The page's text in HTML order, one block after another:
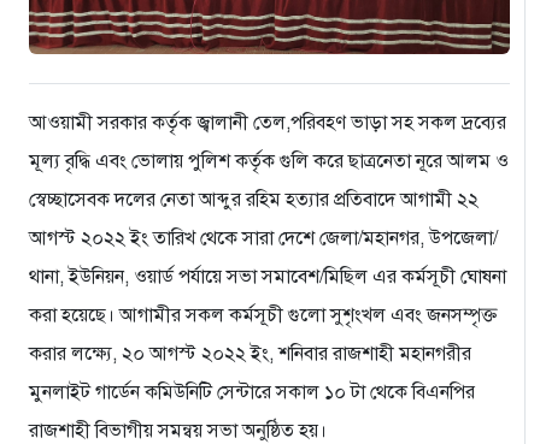
আওয়ামী সরকার কর্তৃক জ্বালানী তেল,পরিবহণ ভাড়া সহ সকল দ্রব্যের
মূল্য বৃদ্ধি এবং ভোলায় পুলিশ কর্তৃক গুলি করে ছাত্রনেতা নূরে আলম ও
স্বেচ্ছাসেবক দলের নেতা আব্দুর রহিম হত্যার প্রতিবাদে আগামী ২২
আগস্ট ২০২২ ইং তারিখ থেকে সারা দেশে জেলা/মহানগর, উপজেলা/
থানা, ইউনিয়ন, ওয়ার্ড পর্যায়ে সভা সমাবেশ/মিছিল এর কর্মসূচী ঘোষনা
করা হয়েছে। আগামীর সকল কর্মসূচী গুলো সুশৃংখল এবং জনসম্পৃক্ত
করার লক্ষ্যে, ২০ আগস্ট ২০২২ ইং, শনিবার রাজশাহী মহানগরীর
মুনলাইট গার্ডেন কমিউনিটি সেন্টারে সকাল ১০ টা থেকে বিএনপির
রাজশাহী বিভাগীয় সমন্বয় সভা অনুষ্ঠিত হয়।